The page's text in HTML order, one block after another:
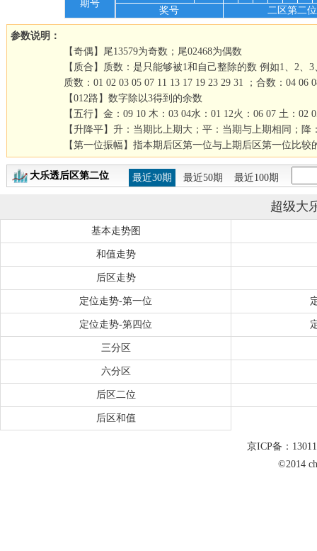
期号
奖号
二区第二
参数说明：
【奇偶】尾13579为奇数；尾02468为偶数
【质合】质数：是只能够被1和自己整除的数 例如1、2
质数：01 02 03 05 07 11 13 17 19 23 29 31 ；合数：04 06
【012路】数字除以3得到的余数
【五行】金：09 10 木：03 04水：01 12火：06 07 土：02
【升降平】升：当期比上期大；平：当期与上期相同；降
【第一位振幅】指本期后区第一位与上期后区第一位比较
大乐透后区第二位 最近30期 最近50期 最近100期
超级大
基本走势图
和值走势
后区走势
定位走势-第一位
定位走势-第四位
三分区
六分区
后区二位
后区和值
京ICP备：
©2014